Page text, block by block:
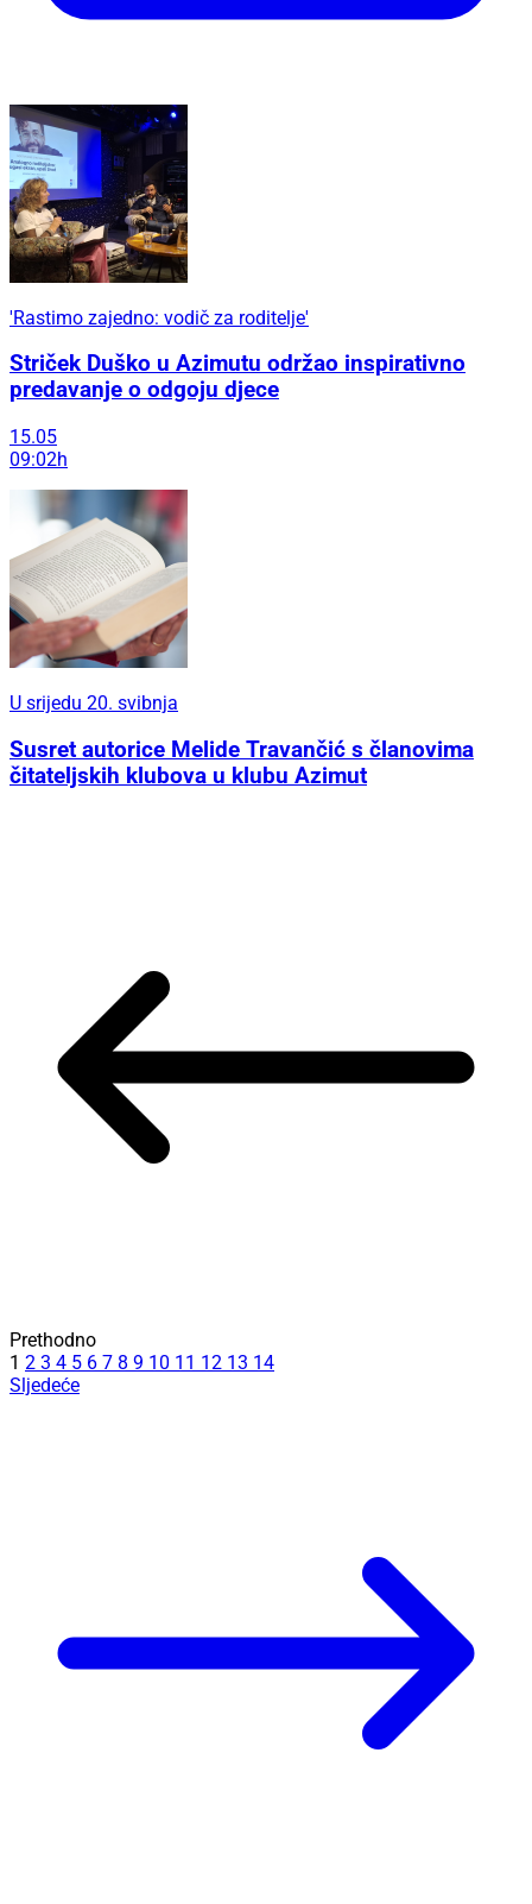
'Rastimo zajedno: vodič za roditelje'
Striček Duško u Azimutu održao inspirativno
predavanje o odgoju djece
15.05
09:02h
U srijedu 20. svibnja
Susret autorice Melide Travančić s članovima
čitateljskih klubova u klubu Azimut
Prethodno
1 2 3 4 5 6 7 8 9 10 11 12 13 14
Sljedeće